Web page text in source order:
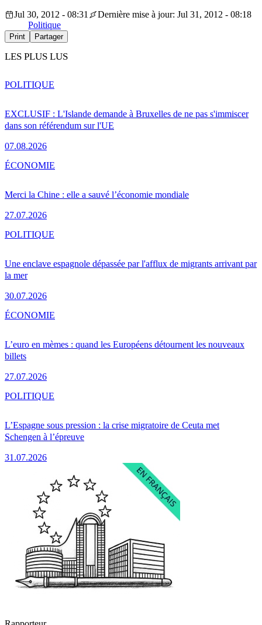
Jul 30, 2012 - 08:31
Dernière mise à jour: Jul 31, 2012 - 08:18
Politique
Print Partager
LES PLUS LUS
EXCLUSIF : L'Islande demande à Bruxelles de ne pas s'immiscer
dans son référendum sur l'UE
07.08.2026
POLITIQUE
Merci la Chine : elle a sauvé l’économie mondiale
27.07.2026
ÉCONOMIE
Une enclave espagnole dépassée par l'afflux de migrants arrivant par
la mer
30.07.2026
POLITIQUE
L’euro en mèmes : quand les Européens détournent les nouveaux
billets
27.07.2026
ÉCONOMIE
L’Espagne sous pression : la crise migratoire de Ceuta met
Schengen à l’épreuve
31.07.2026
POLITIQUE